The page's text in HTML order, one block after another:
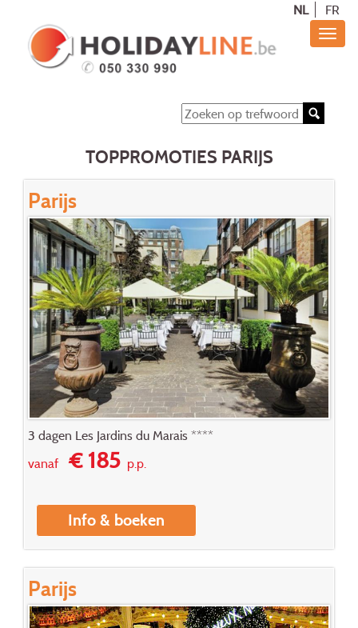
NL FR
TOPPROMOTIES PARIJS
Parijs
3 dagen Les Jardins du Marais ****
vanaf€ 185p.p.
Info & boeken
Parijs